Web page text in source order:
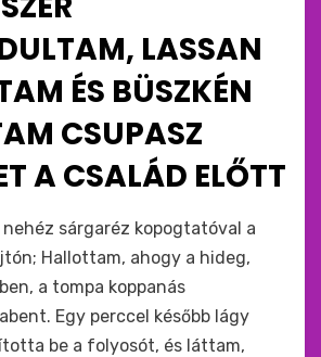
LASSAN
ÉS BÜSZKÉN
CSUPASZ
A CSALÁD ELŐTT
sárgaréz kopogtatóval a
Hallottam, ahogy a hideg,
a tompa koppanás
Egy perccel később lágy
be a folyosót, és láttam,